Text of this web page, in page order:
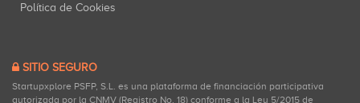
Política de Cookies
SITIO SEGURO
Startupxplore PSFP, S.L. es una plataforma de financiación participativa
autorizada por la CNMV (Registro No. 18) conforme a la Ley 5/2015 de